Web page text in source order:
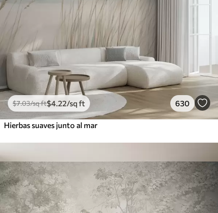
$7.03/sq ft$4 .22/sq ft 630
Hierbas suaves junto al mar